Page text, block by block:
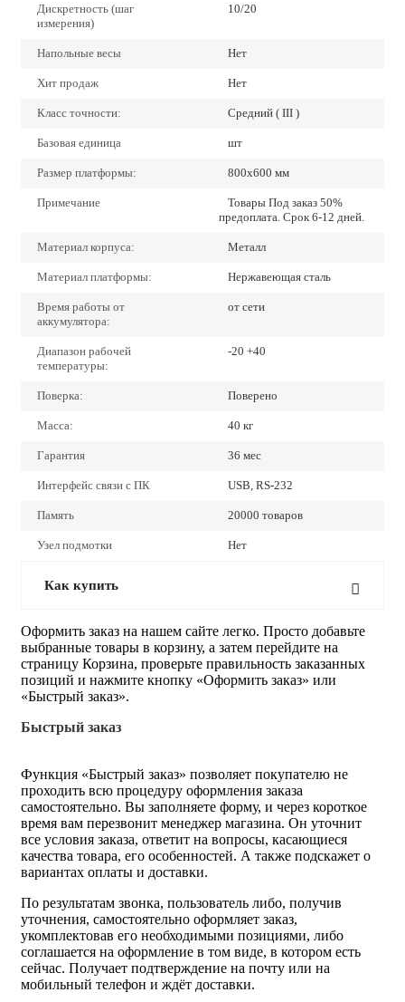
Дискретность (шаг
измерения)
10/20
Напольные весы Нет
Хит продаж Нет
Класс точности: Средний ( III )
Базовая единица шт
Размер платформы: 800х600 мм
Примечание
Товары Под заказ 50%
предоплата. Срок 6-12 дней.
Материал корпуса: Металл
Материал платформы: Нержавеющая сталь
Время работы от
аккумулятора:
от сети
Диапазон рабочей
температуры:
-20 +40
Поверка: Поверено
Масса: 40 кг
Гарантия 36 мес
Интерфейс связи с ПК USB, RS-232
Память 20000 товаров
Узел подмотки Нет
Как купить
Оформить заказ на нашем сайте легко. Просто добавьте
выбранные товары в корзину, а затем перейдите на
страницу Корзина, проверьте правильность заказанных
позиций и нажмите кнопку «Оформить заказ» или
«Быстрый заказ».
Быстрый заказ
Функция «Быстрый заказ» позволяет покупателю не
проходить всю процедуру оформления заказа
самостоятельно. Вы заполняете форму, и через короткое
время вам перезвонит менеджер магазина. Он уточнит
все условия заказа, ответит на вопросы, касающиеся
качества товара, его особенностей. А также подскажет о
вариантах оплаты и доставки.
По результатам звонка, пользователь либо, получив
уточнения, самостоятельно оформляет заказ,
укомплектовав его необходимыми позициями, либо
соглашается на оформление в том виде, в котором есть
сейчас. Получает подтверждение на почту или на
мобильный телефон и ждёт доставки.